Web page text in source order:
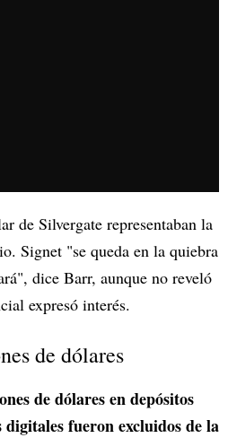
de Silvergate representaban la
Signet "se queda en la quiebra
dice Barr, aunque no reveló
expresó interés.
de dólares
de dólares en depósitos
fueron excluidos de la